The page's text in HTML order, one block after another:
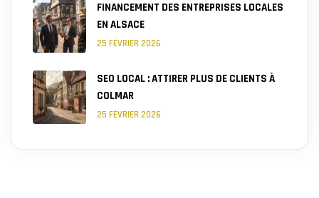
FINANCEMENT DES ENTREPRISES LOCALES
EN ALSACE
25 FÉVRIER 2026
SEO LOCAL : ATTIRER PLUS DE CLIENTS À
COLMAR
25 FÉVRIER 2026